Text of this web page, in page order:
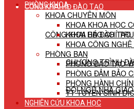
CÔNG KHAI HĐ ĐÀO TẠO
CÔNG KHAI HĐ ĐÀO TẠO
CHƯƠNG TRÌNH
ĐỘI NGŨ NHÀ GIÁO
PHÒNG KHOA
KHOA CHUYÊN MÔN
KHOA KHOA HỌC
KHOA BÁO CHÍ
KHOA CÔNG
PHÒNG BAN
PHÒNG ĐÀO TẠO
PHÒNG ĐẢM BẢO
PHÒNG HÀNH
TT TUYỂN SINH
NGHIÊN CỨU KHOA HỌC